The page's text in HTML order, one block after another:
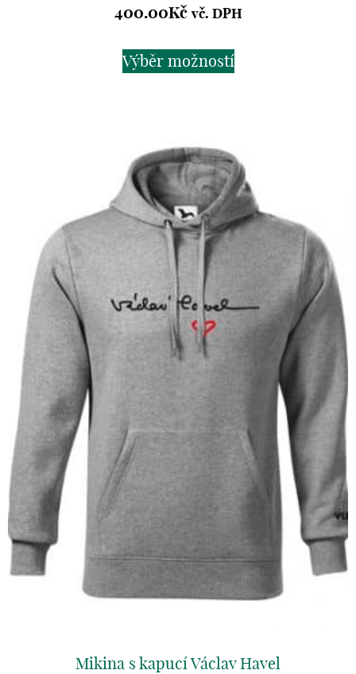
400.00Kč vč. DPH
Výběr možností
Mikina s kapucí Václav Havel